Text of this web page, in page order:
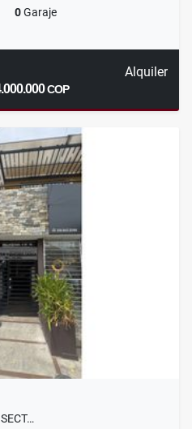
0Garaje
Alquiler
COP